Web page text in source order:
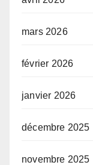
mars 2026
février 2026
janvier 2026
décembre 2025
novembre 2025